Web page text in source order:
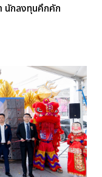
นักลงทุนคึกคัก